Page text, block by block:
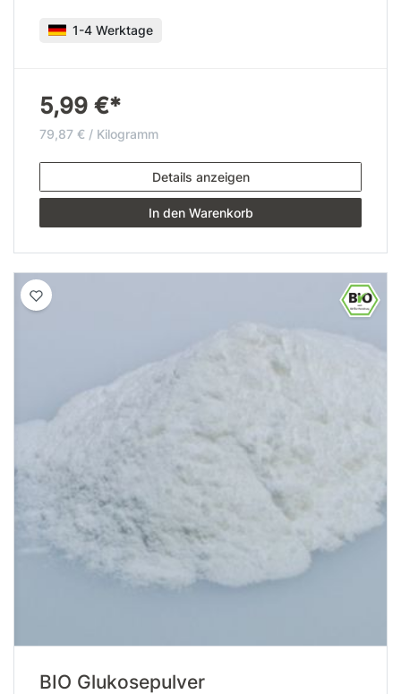
1-4 Werktage
5,99 €*
79,87 € / Kilogramm
Details anzeigen
In den Warenkorb
BIO Glukosepulver